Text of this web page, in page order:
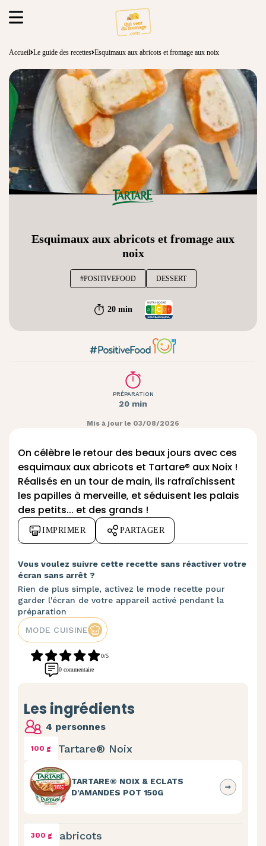
Accueil Le guide des recettes Esquimaux aux abricots et fromage aux noix
Esquimaux aux abricots et fromage aux
noix
#POSITIVEFOOD DESSERT
20 min
PRÉPARATION
20 min
Mis à jour le 03/08/2026
On célèbre le retour des beaux jours avec ces
esquimaux aux abricots et Tartare® aux Noix !
Réalisés en un tour de main, ils rafraîchissent
les papilles à merveille, et séduisent les palais
des petits... et des grands !
IMPRIMER PARTAGER
Vous voulez suivre cette recette sans réactiver votre
écran sans arrêt ?
Rien de plus simple, activez le mode recette pour
garder l'écran de votre appareil activé pendant la
préparation
MODE CUISINE
0/5
0 commentaire
Les ingrédients
4 personnes
100 g Tartare® Noix
TARTARE® NOIX & ECLATS
D’AMANDES POT 150G
300 g abricots